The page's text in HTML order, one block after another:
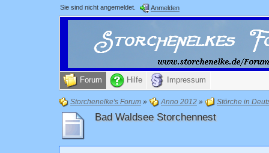
Sie sind nicht angemeldet. Anmelden
Forum Hilfe Impressum
Storchenelke's Forum » Anno 2012 » Störche in
Bad Waldsee Storchennest